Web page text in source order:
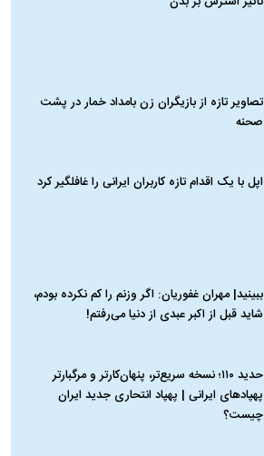
تصاویر تازه از بازیگران زن بامداد خمار در پشت
صحنه
اپل با یک اقدام تازه کاربران ایرانی را غافلگیر کرد
ببینید| مهران غفوریان: اگر وزنم را کم نکرده بودم،
شاید قبل از اکبر عبدی از دنیا می‌رفتم!
حدید ۱۱۰؛ نسخه سریع‌تر، پنهان‌کارتر و مرگبارتر
پهپادهای ایرانی | پهپاد انتحاری جدید ایران
چیست؟